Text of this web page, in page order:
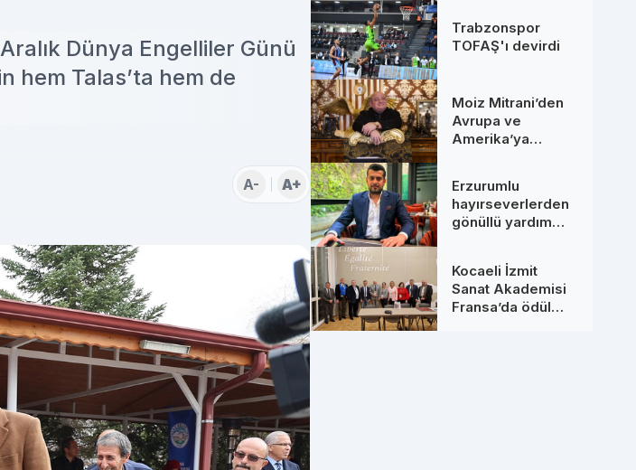
Dünya Engelliler Günü
hem Talas’ta hem de
A- A+
Söylentilerine Net
Yanıt
Trabzonspor
TOFAŞ'ı devirdi
Moiz Mitrani’den
Avrupa ve
Amerika’ya
Ortaklarıyla
Zirveye Çıkıyor
Erzurumlu
hayırseverlerden
gönüllü yardım
Kocaeli İzmit
Sanat Akademisi
Fransa’da ödül